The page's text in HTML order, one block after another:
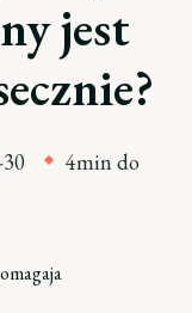
jest
4min do